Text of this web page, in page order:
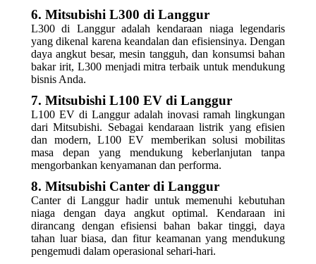
6. Mitsubishi L300 di Langgur
L300 di Langgur adalah kendaraan niaga legendaris
yang dikenal karena keandalan dan efisiensinya. Dengan
daya angkut besar, mesin tangguh, dan konsumsi bahan
bakar irit, L300 menjadi mitra terbaik untuk mendukung
bisnis Anda.
7. Mitsubishi L100 EV di Langgur
L100 EV di Langgur adalah inovasi ramah lingkungan
dari Mitsubishi. Sebagai kendaraan listrik yang efisien
dan modern, L100 EV memberikan solusi mobilitas
masa depan yang mendukung keberlanjutan tanpa
mengorbankan kenyamanan dan performa.
8. Mitsubishi Canter di Langgur
Canter di Langgur hadir untuk memenuhi kebutuhan
niaga dengan daya angkut optimal. Kendaraan ini
dirancang dengan efisiensi bahan bakar tinggi, daya
tahan luar biasa, dan fitur keamanan yang mendukung
pengemudi dalam operasional sehari-hari.